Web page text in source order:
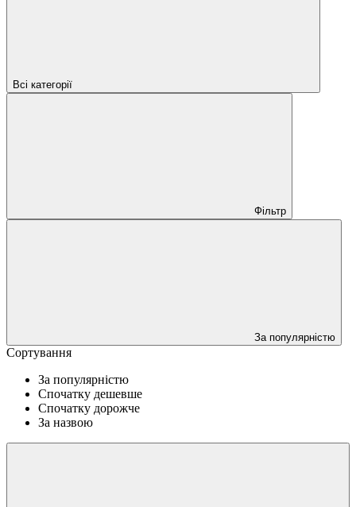
Всі категорії
Фільтр
За популярністю
Сортування
За популярністю
Спочатку дешевше
Спочатку дорожче
За назвою